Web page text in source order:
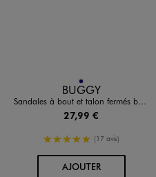
Disponible en 1 coloris
MARINE
BUGGY
Sandales à bout et talon fermés bébé garçon - Buggy Shoes
27,99 €
5/5 de moyenne
(17 avis)
AJOUTERAU PANIER